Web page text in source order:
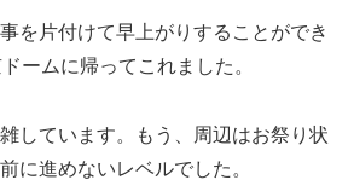
を片付けて早上がりすることができ
ームに帰ってこれました。
しています。もう、周辺はお祭り状
に進めないレベルでした。